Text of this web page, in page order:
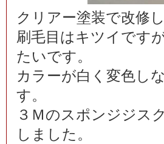
クリアー塗装で改修
刷毛目はキツイです
たいです。
カラーが白く変色し
す。
３Ｍのスポンジジス
しました。